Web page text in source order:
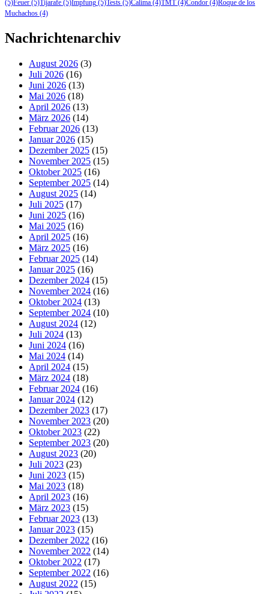
(5)Feuer (5)Tijarafe (5)Impfung (5)Tests (5)Calima (4)TMT(4)Condor (4)Roque de los
Muchachos (4)
Nachrichtenarchiv
August 2026 (3)
Juli 2026 (16)
Juni 2026 (13)
Mai 2026 (18)
April 2026 (13)
März 2026 (14)
Februar 2026 (13)
Januar 2026 (15)
Dezember 2025 (15)
November 2025 (15)
Oktober 2025 (16)
September 2025 (14)
August 2025 (14)
Juli 2025 (17)
Juni 2025 (16)
Mai 2025 (16)
April 2025 (16)
März 2025 (16)
Februar 2025 (14)
Januar 2025 (16)
Dezember 2024 (15)
November 2024 (16)
Oktober 2024 (13)
September 2024 (10)
August 2024 (12)
Juli 2024 (13)
Juni 2024 (16)
Mai 2024 (14)
April 2024 (15)
März 2024 (18)
Februar 2024 (16)
Januar 2024 (12)
Dezember 2023 (17)
November 2023 (20)
Oktober 2023 (22)
September 2023 (20)
August 2023 (20)
Juli 2023 (23)
Juni 2023 (15)
Mai 2023 (18)
April 2023 (16)
März 2023 (15)
Februar 2023 (13)
Januar 2023 (15)
Dezember 2022 (16)
November 2022 (14)
Oktober 2022 (17)
September 2022 (16)
August 2022 (15)